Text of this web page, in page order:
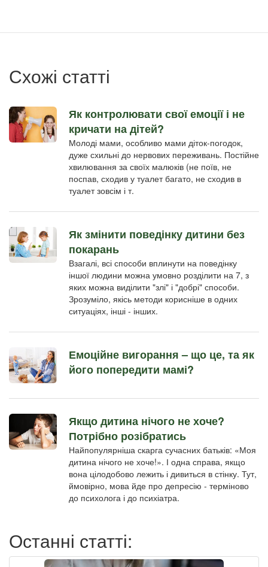
записи
Схожі статті
Як контролювати свої емоції і не
кричати на дітей?
Молоді мами, особливо мами діток-погодок,
дуже схильні до нервових переживань. Постійне
хвилювання за своїх малюків (не поїв, не
поспав, сходив у туалет багато, не сходив в
туалет зовсім і т.
Як змінити поведінку дитини без
покарань
Взагалі, всі способи вплинути на поведінку
іншої людини можна умовно розділити на 7, з
яких можна виділити "злі" і "добрі" способи.
Зрозуміло, якісь методи корисніше в одних
ситуаціях, інші - інших.
Емоційне вигорання – що це, та як
його попередити мамі?
Якщо дитина нічого не хоче?
Потрібно розібратись
Найпопулярніша скарга сучасних батьків: «Моя
дитина нічого не хоче!». І одна справа, якщо
вона цілодобово лежить і дивиться в стінку. Тут,
ймовірно, мова йде про депресію - терміново
до психолога і до психіатра.
Останні статті: